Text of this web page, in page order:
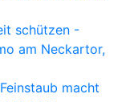
schützen -
am Neckartor,
macht